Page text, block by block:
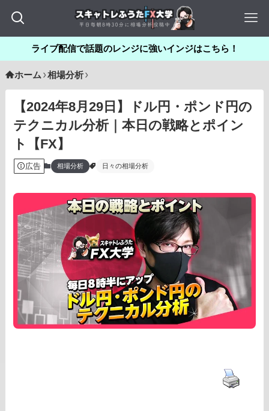
ライブ配信で話題のレンジに強いインジはこちら！
ホーム 相場分析
【2024年8月29日】ドル円・ポンド円の
テクニカル分析｜本日の戦略とポイン
ト【FX】
広告 相場分析 日々の相場分析